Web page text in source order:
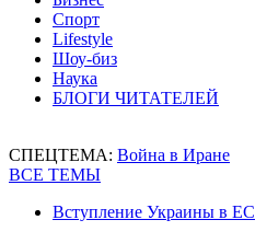
Спорт
Lifestyle
Шоу-биз
Наука
БЛОГИ ЧИТАТЕЛЕЙ
СПЕЦТЕМА: Война в Иране
ВСЕ ТЕМЫ
Вступление Украины в ЕС